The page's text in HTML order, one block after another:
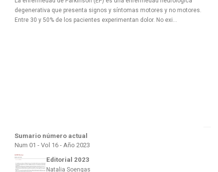
degenerativa que presenta signos y síntomas motores y no motores.
Entre 30 y 50% de los pacientes experimentan dolor. No exi...
Sumario número actual
Num 01 - Vol 16 - Año 2023
Editorial 2023
Natalia Soengas